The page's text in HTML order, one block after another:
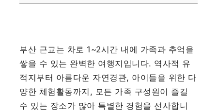
부산 근교는 차로 1~2시간 내에 가족과 추억을
쌓을 수 있는 완벽한 여행지입니다. 역사적 유
적지부터 아름다운 자연경관, 아이들을 위한 다
양한 체험활동까지, 모든 가족 구성원이 즐길
수 있는 장소가 많아 특별한 경험을 선사합니